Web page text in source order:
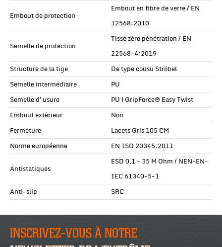
Embout de protection
Embout en fibre de verre / EN
12568:2010
Semelle de protection
Tissé zéro pénétration / EN
22568-4:2019
Structure de la tige
De type cousu Ströbel
Semelle intermédiaire
PU
Semelle d'usure
PU | GripForce® Easy Twist
Embout extérieur
Non
Fermeture
Lacets Gris 105 CM
Norme européenne
EN ISO 20345:2011
Antistatiques
ESD 0,1 - 35 M Ohm / NEN-EN-
IEC 61340-5-1
Anti-slip
SRC
INSCRIVEZ-VOUS À NOTRE